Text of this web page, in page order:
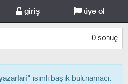
giriş üye ol
0 sonuç
isimli başlık bulunamadı.